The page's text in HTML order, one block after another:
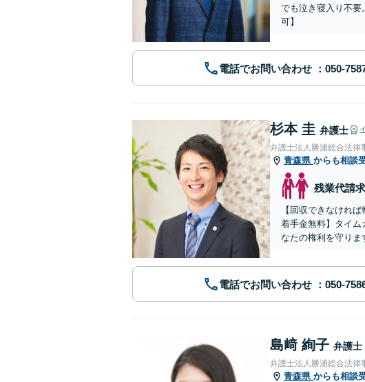
でも泣き寝入り不要
可】
電話でお問い合わせ
杉本 圭 弁護士
弁護士法人勝浦総合法律
青森県 からも相談
残業代請求
【回収できなけれ
着手金無料】タイム
なたの権利を守りま
電話でお問い合わせ
島﨑 絢子 弁護士
弁護士法人勝浦総合法律
青森県 からも相談